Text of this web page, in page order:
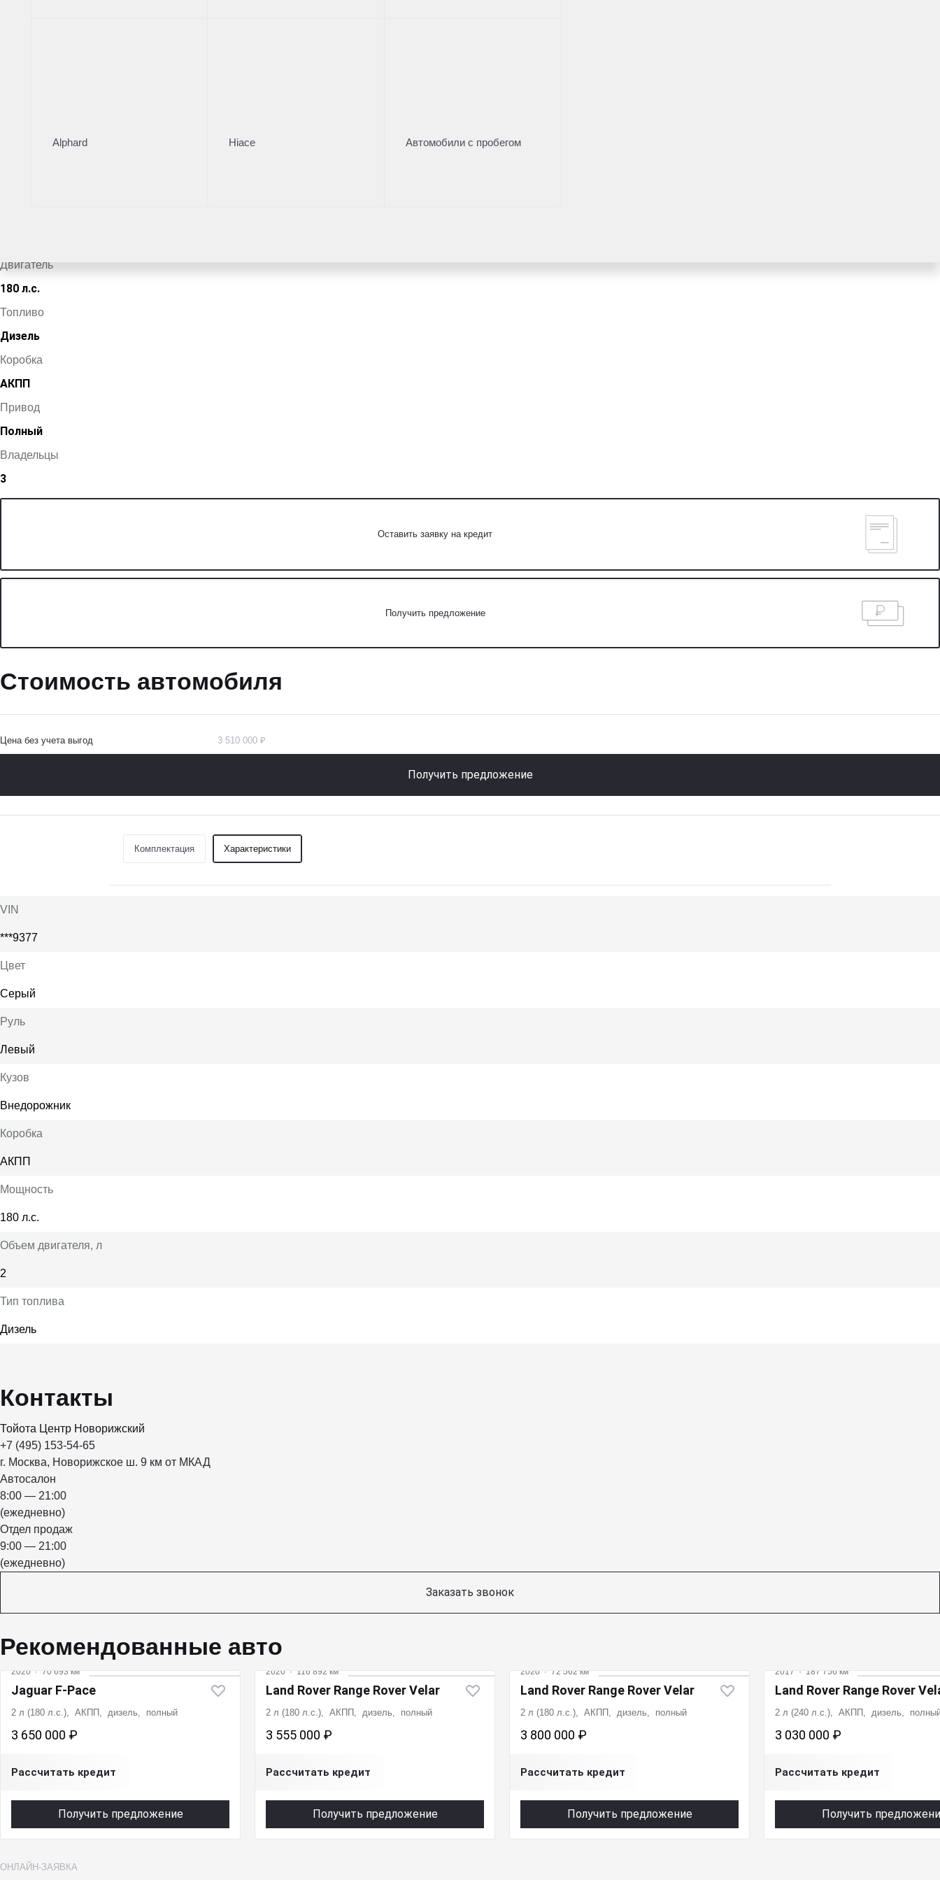
Alphard Hiace Автомобили с пробегом
Серый
Двигатель
180 л.с.
Топливо
Дизель
Коробка
АКПП
Привод
Полный
Владельцы
3
Оставить заявку на кредит
Получить предложение
Стоимость автомобиля
Цена без учета выгод 3 510 000 ₽
Получить предложение
Комплектация Характеристики
VIN
***9377
Цвет
Серый
Руль
Левый
Кузов
Внедорожник
Коробка
АКПП
Мощность
180 л.с.
Объем двигателя, л
2
Тип топлива
Дизель
Контакты
Тойота Центр Новорижский
+7 (495) 153-54-65
г. Москва, Новорижское ш. 9 км от МКАД
Автосалон
8:00 — 21:00
(ежедневно)
Отдел продаж
9:00 — 21:00
(ежедневно)
Заказать звонок
Рекомендованные авто
2020 · 70 693 км
Jaguar F-Pace
2 л (180 л.с.), АКПП, дизель, полный
3 650 000 ₽
Рассчитать кредит
Получить предложение
2020 · 116 892 км
Land Rover Range Rover Velar
2 л (180 л.с.), АКПП, дизель, полный
3 555 000 ₽
Рассчитать кредит
Получить предложение
2020 · 72 562 км
Land Rover Range Rover Velar
2 л (180 л.с.), АКПП, дизель, полный
3 800 000 ₽
Рассчитать кредит
Получить предложение
2017 · 187 756 км
Land Rover Range Rover
2 л (240 л.с.), АКПП, дизель,
3 030 000 ₽
Рассчитать кредит
Получить
ОНЛАЙН-ЗАЯВКА